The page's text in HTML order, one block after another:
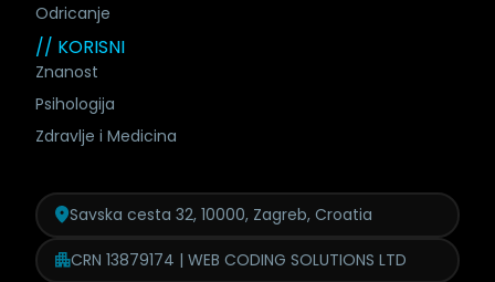
Odricanje
// KORISNI
Znanost
Psihologija
Zdravlje i Medicina
Savska cesta 32, 10000, Zagreb, Croatia
CRN 13879174 | WEB CODING SOLUTIONS LTD